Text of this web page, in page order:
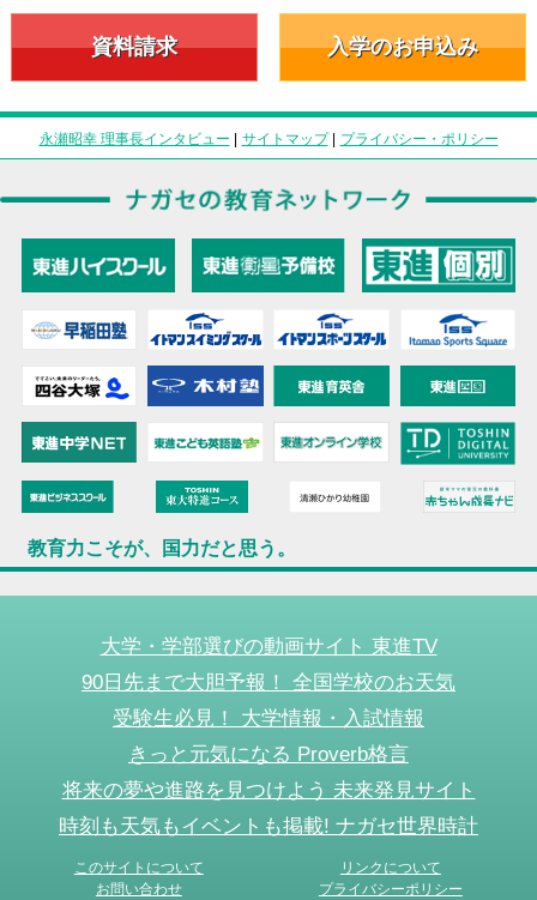
資料請求 入学のお申込み
永瀬昭幸 理事長インタビュー | サイトマップ| プライバシー・ポリシー
教育力こそが、国力だと思う。
大学・学部選びの動画サイト 東進TV
90日先まで大胆予報！ 全国学校のお天気
受験生必見！ 大学情報・入試情報
きっと元気になる Proverb格言
将来の夢や進路を見つけよう 未来発見サイト
時刻も天気もイベントも掲載! ナガセ世界時計
このサイトについて
リンクについて
お問い合わせ
プライバシーポリシー